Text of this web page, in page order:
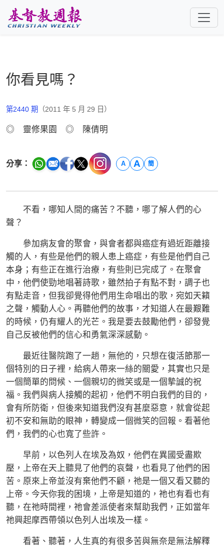
你看見嗎？
第2440 期 （2011 年 5 月 29 日）
◎ 靈修果園 ◎ 陳倩明
分享： A A 簡
不看，哪知人間的痛苦？不聽，哪了解人們的心
聲？
參加病友會的聚會，與會者都與癌症有過近距離接
觸的人，有些是他們的親人患上癌症，有些是他們自己
本身；有些正在進行治療，有些則已完成了。在聚會
中，他們使勁地唱著詩歌，雖然拍子有點不對，調子也
有點走音，但我卻覺得他們用生命唱出的歌，宛如天籟
之聲，觸動人心。再聽他們的故事，才知道人在最艱難
的時候，仍有耀人的光芒。我是要去鼓勵他們，卻發覺
自己反被他們的信心和勇氣深深感動。
最近往醫院跑了一趟，無他的，只想在復活節那一
個特別的日子裡，給病人帶來一絲的關愛，其實也只是
一個簡單的問候、一個親切的微笑或是一個摯誠的祝
福。我們與病人接觸的起初，他們不明白我們的目的，
會有所防衛，但後來知道我們沒有甚麼惡意，就會從起
初不安和無助的眼神，轉變成一個微笑的回報。看著他
們，我們的心也寬了些許。
早前，以色列人在埃及為奴，他們在異國受盡欺
壓，上帝在天上聽見了他們的哀聲，也看見了他們的困
苦。原來上帝並沒有棄他們不顧，祂是一個又看又聽的
上帝。今天你我的困境，上帝是知道的，祂也有看也有
聽，在祂時間裡，祂會差派使者來幫助我們，正如當年
祂興起摩西帶領以色列人出埃及一樣。
看著、聽著，人生真的有很多苦與無奈是無法解釋